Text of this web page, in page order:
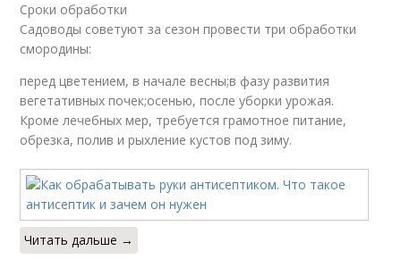
Сроки обработки
Садоводы советуют за сезон провести три обработки
смородины:
перед цветением, в начале весны;в фазу развития
вегетативных почек;осенью, после уборки урожая.
Кроме лечебных мер, требуется грамотное питание,
обрезка, полив и рыхление кустов под зиму.
Читать дальше →